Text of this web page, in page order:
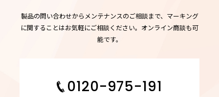
製品の問い合わせからメンテナンスのご相談まで、マーキング
に関することはお気軽にご相談ください。オンライン商談も可
能です。
0120-975-191